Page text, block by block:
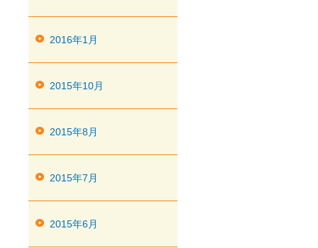
2016年1月
2015年10月
2015年8月
2015年7月
2015年6月